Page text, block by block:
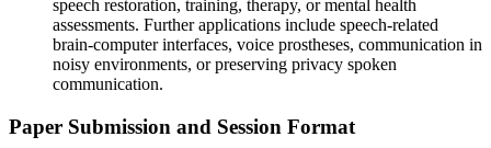
speech restoration, training, therapy, or mental health
assessments. Further applications include speech-related
brain-computer interfaces, voice prostheses, communication in
noisy environments, or preserving privacy spoken
communication.
Paper Submission and Session Format